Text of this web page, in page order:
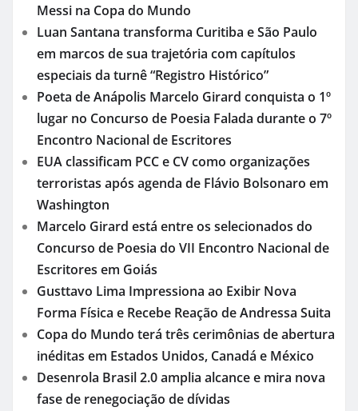
Messi na Copa do Mundo
Luan Santana transforma Curitiba e São Paulo
em marcos de sua trajetória com capítulos
especiais da turnê “Registro Histórico”
Poeta de Anápolis Marcelo Girard conquista o 1º
lugar no Concurso de Poesia Falada durante o 7º
Encontro Nacional de Escritores
EUA classificam PCC e CV como organizações
terroristas após agenda de Flávio Bolsonaro em
Washington
Marcelo Girard está entre os selecionados do
Concurso de Poesia do VII Encontro Nacional de
Escritores em Goiás
Gusttavo Lima Impressiona ao Exibir Nova
Forma Física e Recebe Reação de Andressa Suita
Copa do Mundo terá três cerimônias de abertura
inéditas em Estados Unidos, Canadá e México
Desenrola Brasil 2.0 amplia alcance e mira nova
fase de renegociação de dívidas